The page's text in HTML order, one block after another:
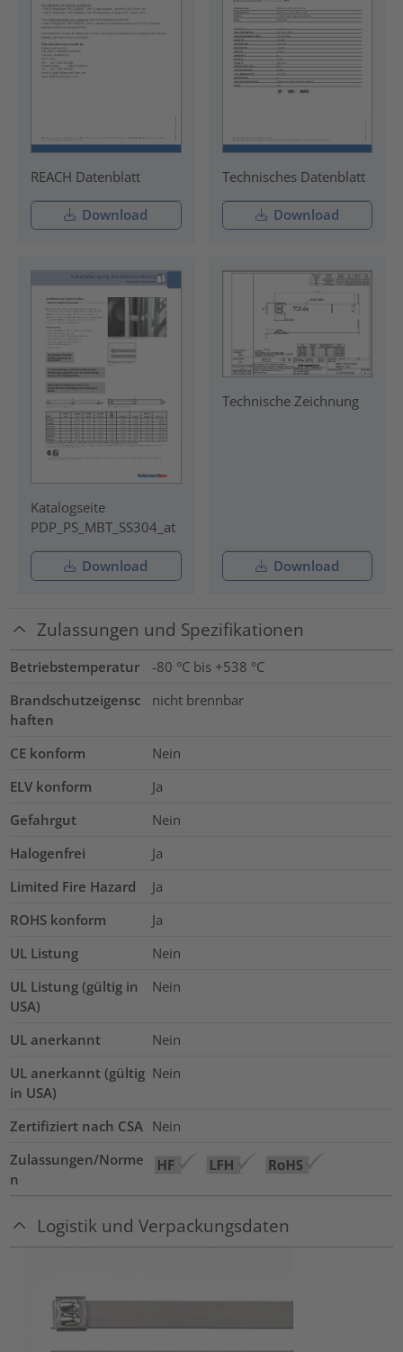
REACH Datenblatt
Download
Technisches Datenblatt
Download
Katalogseite
PDP_PS_MBT_SS304_at
Download
Technische Zeichnung
Download
Zulassungen und Spezifikationen
Betriebstemperatur
-80 °C bis +538 °C
Brandschutzeigensc
haften
nicht brennbar
CE konform
Nein
ELV konform
Ja
Gefahrgut
Nein
Halogenfrei
Ja
Limited Fire Hazard
Ja
ROHS konform
Ja
UL Listung
Nein
UL Listung (gültig in
USA)
Nein
UL anerkannt
Nein
UL anerkannt (gültig
in USA)
Nein
Zertifiziert nach CSA Nein
Zulassungen/Norme
n
Logistik und Verpackungsdaten